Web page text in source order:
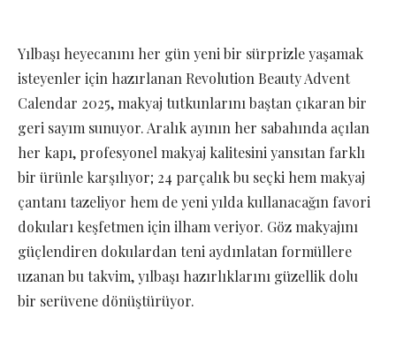
Yılbaşı heyecanını her gün yeni bir sürprizle yaşamak
isteyenler için hazırlanan Revolution Beauty Advent
Calendar 2025, makyaj tutkunlarını baştan çıkaran bir
geri sayım sunuyor. Aralık ayının her sabahında açılan
her kapı, profesyonel makyaj kalitesini yansıtan farklı
bir ürünle karşılıyor; 24 parçalık bu seçki hem makyaj
çantanı tazeliyor hem de yeni yılda kullanacağın favori
dokuları keşfetmen için ilham veriyor. Göz makyajını
güçlendiren dokulardan teni aydınlatan formüllere
uzanan bu takvim, yılbaşı hazırlıklarını güzellik dolu
bir serüvene dönüştürüyor.